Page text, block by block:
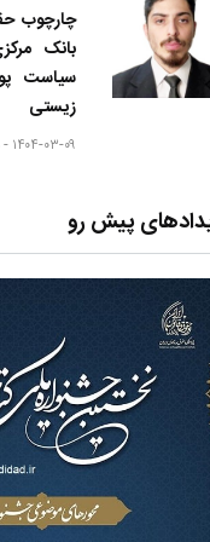
چارچوب
بانک
سیاست
زیستی
۱۴۰۴-۰۳-۰۹ -
پیش رو